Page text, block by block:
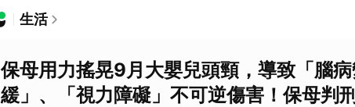
生活
保母用力搖晃9月大嬰兒頭頸，導致「腦
緩」、「視力障礙」不可逆傷害！保母判